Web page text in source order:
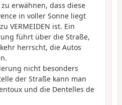
erwähnen, dass diese
in voller Sonne liegt
VERMEIDEN ist. Ein
führt über die Straße,
herrscht, die Autos
nicht besonders
der Straße kann man
und die Dentelles de